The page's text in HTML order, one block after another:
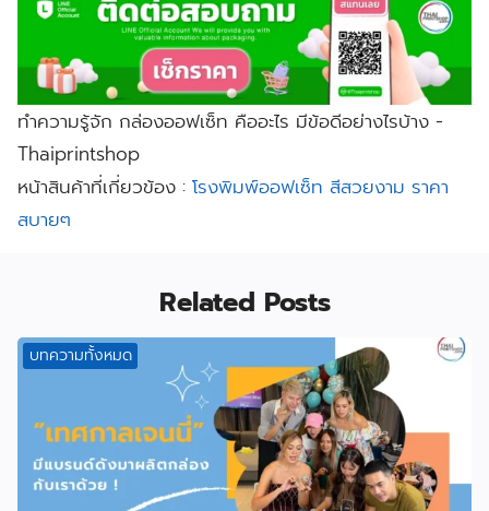
ทำความรู้จัก กล่องออฟเซ็ท คืออะไร มีข้อดีอย่างไรบ้าง -
Thaiprintshop
หน้าสินค้าที่เกี่ยวข้อง : โรงพิมพ์ออฟเซ็ท สีสวยงาม ราคา
สบายๆ
Related Posts
บทความทั้งหมด